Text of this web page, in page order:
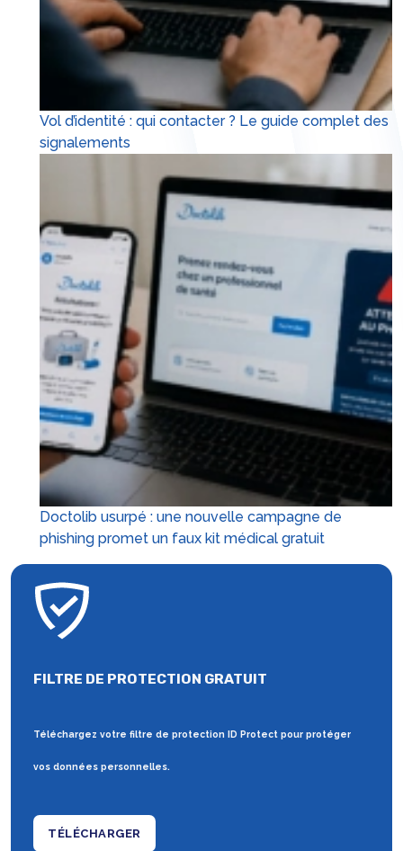
Vol d’identité : qui contacter ? Le guide complet des
signalements
Doctolib usurpé : une nouvelle campagne de
phishing promet un faux kit médical gratuit
FILTRE DE PROTECTION GRATUIT
Téléchargez votre filtre de protection ID Protect pour protéger
vos données personnelles.
TÉLÉCHARGER